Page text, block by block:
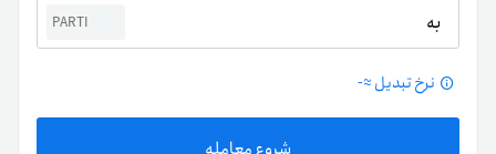
به PARTI
نرخ تبدیل ≈-
شروع معامله